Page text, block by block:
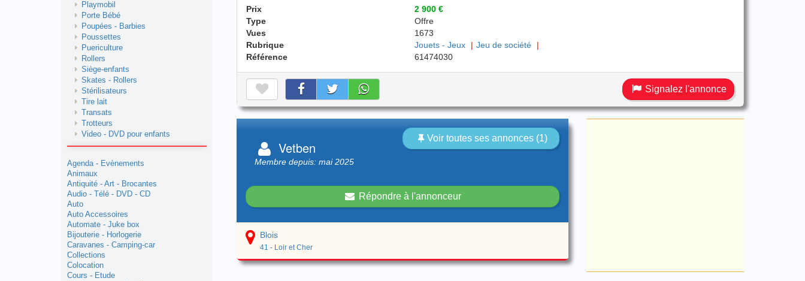
Prix
2 900 €
Type
Offre
Vues
1673
Rubrique
Jouets - Jeux
Jeu de société
Référence
61474030
Signalez l'annonce
Vetben
Membre depuis: mai 2025
Voir toutes ses annonces (1)
Répondre à l'annonceur
Blois
41 - Loir et Cher
Playmobil
Porte Bébé
Poupées - Barbies
Poussettes
Puericulture
Rollers
Siège-enfants
Skates - Rollers
Stérilisateurs
Tire lait
Transats
Trotteurs
Video - DVD pour enfants
Agenda - Evènements
Animaux
Antiquité - Art - Brocantes
Audio - Télé - DVD - CD
Auto
Auto Accessoires
Automate - Juke box
Bijouterie - Horlogerie
Caravanes - Camping-car
Collections
Colocation
Cours - Etude